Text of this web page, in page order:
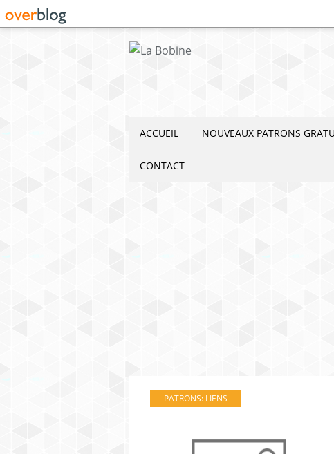
ACCUEIL NOUVEAUX PATRONS
CONTACT
PATRONS: LIENS